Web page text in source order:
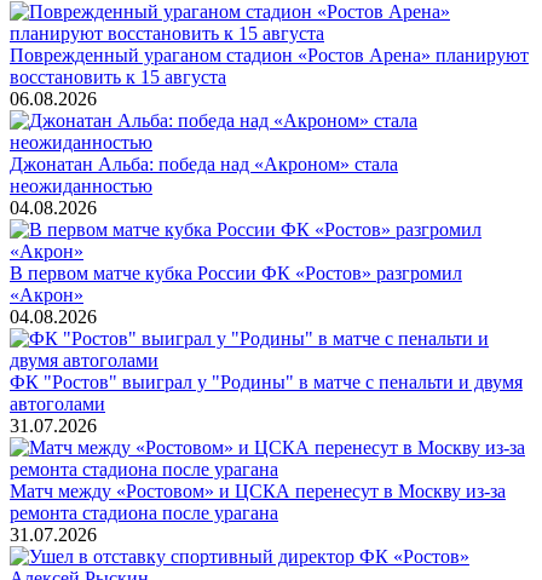
Поврежденный ураганом стадион «Ростов Арена» планируют
восстановить к 15 августа
06.08.2026
Джонатан Альба: победа над «Акроном» стала
неожиданностью
04.08.2026
В первом матче кубка России ФК «Ростов» разгромил
«Акрон»
04.08.2026
ФК "Ростов" выиграл у "Родины" в матче с пенальти и двумя
автоголами
31.07.2026
Матч между «Ростовом» и ЦСКА перенесут в Москву из-за
ремонта стадиона после урагана
31.07.2026